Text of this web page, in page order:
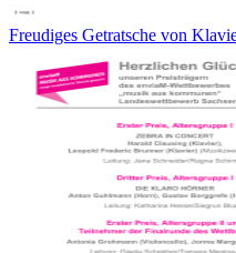
Freudiges Getratsche von